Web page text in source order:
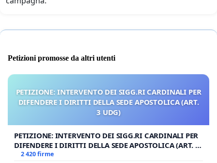
Petizioni promosse da altri utenti
PETIZIONE: INTERVENTO DEI SIGG.RI CARDINALI PER
DIFENDERE I DIRITTI DELLA SEDE APOSTOLICA (ART.
3 UDG)
PETIZIONE: INTERVENTO DEI SIGG.RI CARDINALI PER
DIFENDERE I DIRITTI DELLA SEDE APOSTOLICA (ART. 3
UDG)
2 420 firme